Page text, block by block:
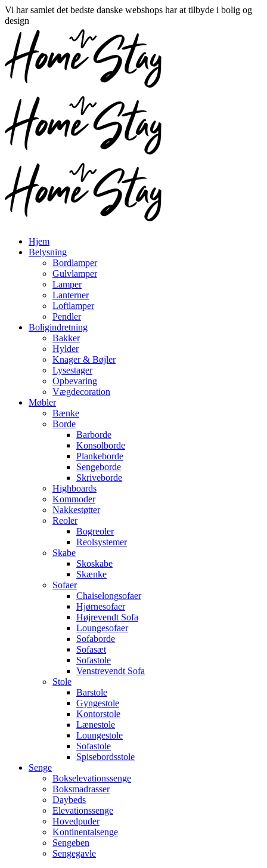
Vi har samlet det bedste danske webshops har at tilbyde i bolig og
design
Hjem
Belysning
Bordlamper
Gulvlamper
Lamper
Lanterner
Loftlamper
Pendler
Boligindretning
Bakker
Hylder
Knager & Bøjler
Lysestager
Opbevaring
Vægdecoration
Møbler
Bænke
Borde
Barborde
Konsolborde
Plankeborde
Sengeborde
Skriveborde
Highboards
Kommoder
Nakkestøtter
Reoler
Bogreoler
Reolsystemer
Skabe
Skoskabe
Skænke
Sofaer
Chaiselongsofaer
Hjørnesofaer
Højrevendt Sofa
Loungesofaer
Sofaborde
Sofasæt
Sofastole
Venstrevendt Sofa
Stole
Barstole
Gyngestole
Kontorstole
Lænestole
Loungestole
Sofastole
Spisebordsstole
Senge
Bokselevationssenge
Boksmadrasser
Daybeds
Elevationssenge
Hovedpuder
Kontinentalsenge
Sengeben
Sengegavle